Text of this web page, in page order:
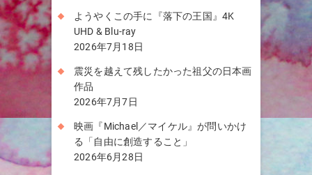
ようやくこの手に『落下の王国』4K
UHD & Blu-ray
2026年7月18日
震災を越えて残したかった祖父の日本画
作品
2026年7月7日
映画『Michael／マイケル』が問いかけ
る「自由に創造すること」
2026年6月28日